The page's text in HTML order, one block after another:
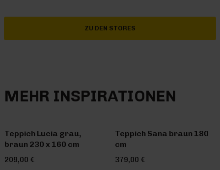
ZU DEN STORES
MEHR INSPIRATIONEN
Teppich Lucia grau,
braun 230 x 160 cm
209,00 €
Teppich Sana braun 180
cm
379,00 €